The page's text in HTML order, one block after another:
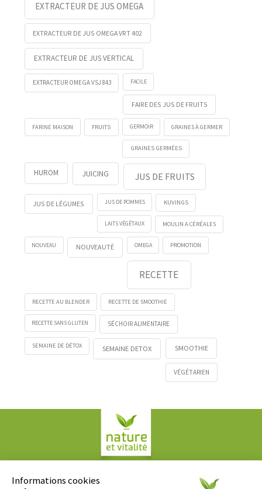
EXTRACTEUR DE JUS OMEGA
EXTRACTEUR DE JUS OMEGA VRT 402
EXTRACTEUR DE JUS VERTICAL
EXTRACTEUR OMEGA VSJ 843 FACILE
FAIRE DES JUS DE FRUITS
FARINE MAISON FRUITS GERMOIR GRAINES À GERMER
GRAINES GERMÉES
HUROM JUICING JUS DE FRUITS
JUS DE LÉGUMES JUS DE POMMES KUVINGS
LAITS VÉGÉTAUX MOULIN A CÉRÉALES
NOUVEAU NOUVEAUTÉ OMEGA PROMOTION
RECETTE
RECETTE AU BLENDER RECETTE DE SMOOTHIE
RECETTE SANS GLUTEN SÉCHOIR ALIMENTAIRE
SEMAINE DE DÉTOX SEMAINE DETOX SMOOTHIE
VÉGÉTARIEN
61, rue Paul Duvivier
Informations cookies